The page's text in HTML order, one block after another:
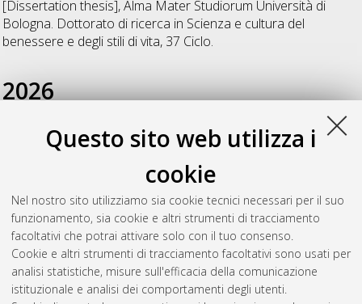
Questo sito web utilizza i
cookie
Nel nostro sito utilizziamo sia cookie tecnici necessari per il suo
funzionamento, sia cookie e altri strumenti di tracciamento
facoltativi che potrai attivare solo con il tuo consenso.
Cookie e altri strumenti di tracciamento facoltativi sono usati per
analisi statistiche, misure sull'efficacia della comunicazione
istituzionale e analisi dei comportamenti degli utenti.
[Dissertation thesis], Alma Mater Studiorum Università di
Bologna. Dottorato di ricerca in Scienza e cultura del
benessere e degli stili di vita, 37 Ciclo.
2026
Vittori, Luca(2026)Iperinclusività accelerata. Il processo di
reinsediamento di studenti e studentesse destinatari del
progetto University Corridors for Refugees - UNICORE
[Dissertation thesis], Alma Mater Studiorum Università di
Bologna. Dottorato di ricerca inSport, salute e benessere, 38
Ciclo. DOI 10.48676/unibo/amsdottorato/12862.
Questa lista e' stata generata il Wed Aug 5 20:48:29 2026